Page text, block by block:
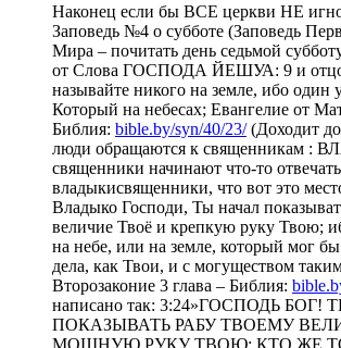
Наконец если бы ВСЕ церкви НЕ
Заповедь №4 о субботе (Заповедь
Мира – почитать день седьмой
от Слова ГОСПОДА ЙЕШУА: 9 и
называйте никого на земле, ибо один
Который на небесах; Евангелие от
Библия: bible.by/syn/40/23/(Доходит до
люди обращаются к священникам :
священники начинают что-то
владыкисвященники, что вот это
Владыко Господи, Ты начал
величие Твоё и крепкую руку Твою;
на небе, или на земле, который мог бы
дела, как Твои, и с могуществом
Второзаконие 3 глава – Библия:
написано так: 3:24»ГОСПОДЬ БОГ!
ПОКАЗЫВАТЬ РАБУ ТВОЕМУ
МОЩНУЮ РУКУ ТВОЮ; КТО ЖЕ